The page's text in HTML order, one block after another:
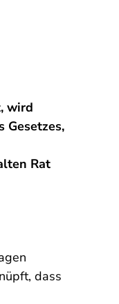
wird
Gesetzes,
Rat
dass